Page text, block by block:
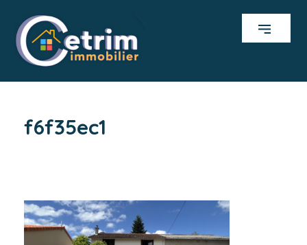
f6f35ec1